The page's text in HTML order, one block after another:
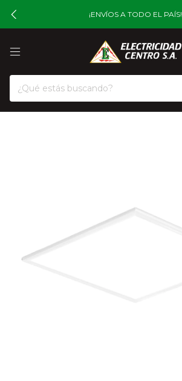
¡ENVÍOS A TODO EL PAÍS!